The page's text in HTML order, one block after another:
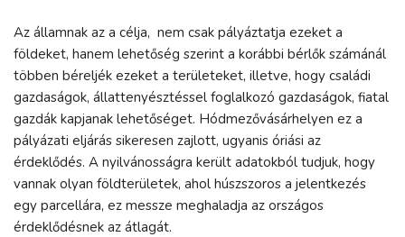
Az államnak az a célja, nem csak pályáztatja ezeket a
földeket, hanem lehetőség szerint a korábbi bérlők számánál
többen béreljék ezeket a területeket, illetve, hogy családi
gazdaságok, állattenyésztéssel foglalkozó gazdaságok, fiatal
gazdák kapjanak lehetőséget. Hódmezővásárhelyen ez a
pályázati eljárás sikeresen zajlott, ugyanis óriási az
érdeklődés. A nyilvánosságra került adatokból tudjuk, hogy
vannak olyan földterületek, ahol húszszoros a jelentkezés
egy parcellára, ez messze meghaladja az országos
érdeklődésnek az átlagát.